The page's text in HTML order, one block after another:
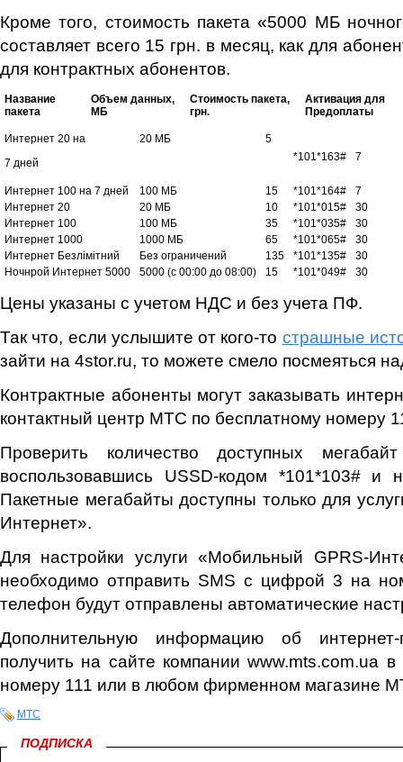
Кроме того, стоимость пакета «5000 МБ
составляет всего 15 грн. в месяц, как для
для контрактных абонентов.
Название
пакета
Объем данных,
МБ
Стоимость пакета,
грн.
Активация для
Предоплаты
Интернет 20 на
7 дней
20 МБ
5
*101*163#
7
Интернет 100 на 7 дней 100 МБ 15 *101*164#
7
Интернет 20
20 МБ 10 *101*015#
30
Интернет 100
100 МБ 35 *101*035#
30
Интернет 1000
1000 МБ 65 *101*065#
30
Интернет Безлімітний
Без ограничений 135 *101*135#
30
Ночнрой Интернет 5000
5000 (с 00:00 до 08:00) 15 *101*049# 30
Цены указаны с учетом НДС и без учета ПФ.
Так что, если услышите от кого-то страшные
зайти на 4stor.ru, то можете смело посмеяться
Контрактные абоненты могут заказывать
контактный центр МТС по бесплатному номеру
Проверить количество доступных
воспользовавшись USSD-кодом *101*103# и
Пакетные мегабайты доступны только для
Интернет».
Для настройки услуги «Мобильный GPRS-
необходимо отправить SMS с цифрой 3 на
телефон будут отправлены автоматические
Дополнительную информацию об
получить на сайте компании www.mts.com.ua
номеру 111 или в любом фирменном магазине
МТС
ПОДПИСКА